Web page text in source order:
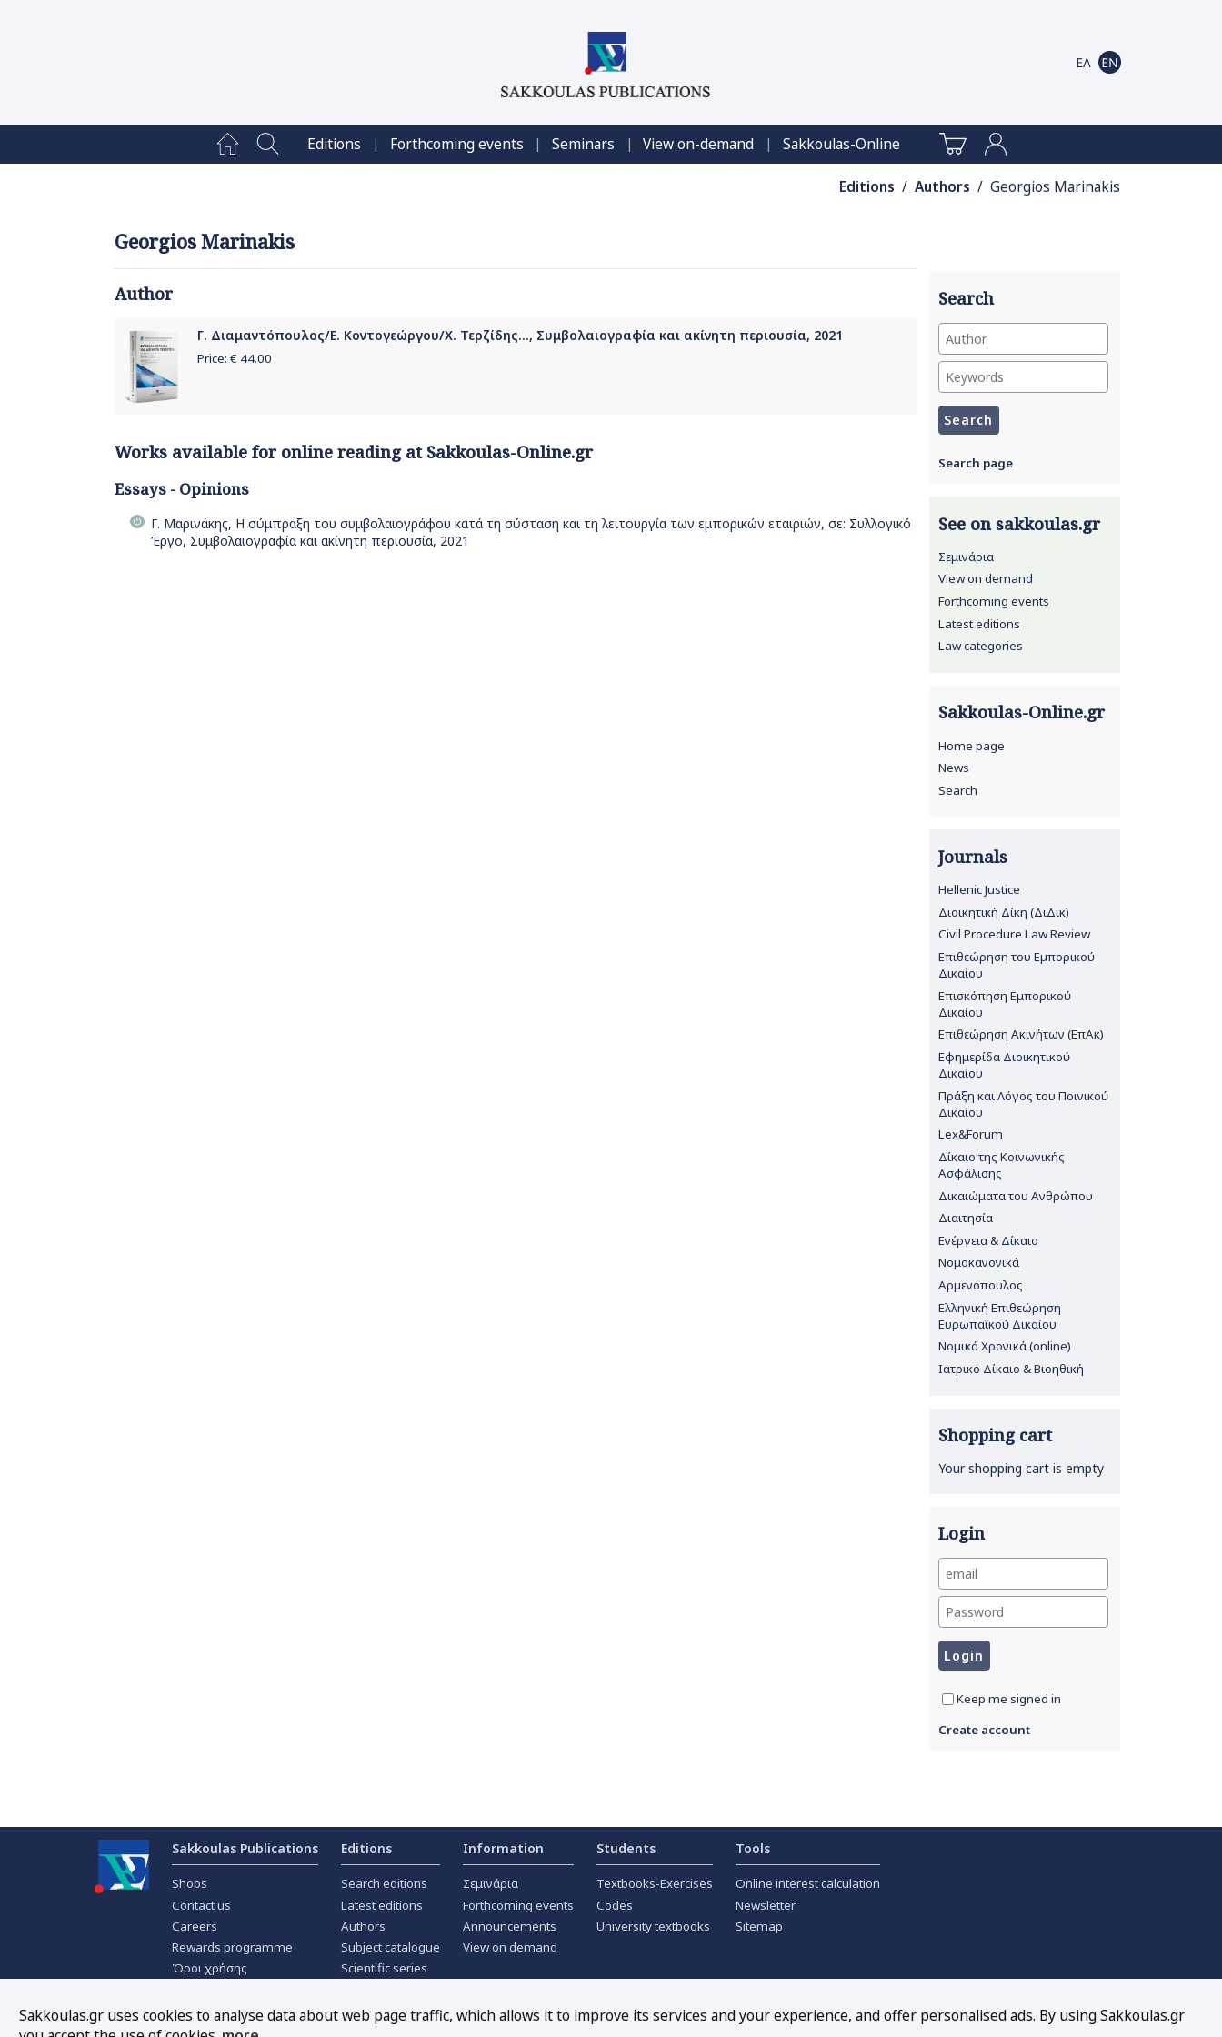
Editions | Forthcoming events | Seminars | View on-demand | Sakkoulas-Online
Editions / Authors / Georgios Marinakis
Georgios Marinakis
Author
Γ. Διαμαντόπουλος/Ε. Κοντογεώργου/Χ. Τερζίδης..., Συμβολαιογραφία και ακίνητη περιουσία, 2021
Price: € 44.00
Works available for online reading at Sakkoulas-Online.gr
Essays - Opinions
Γ. Μαρινάκης, Η σύμπραξη του συμβολαιογράφου κατά τη σύσταση και τη λειτουργία των εμπορικών εταιριών, σε: Συλλογικό
Έργο, Συμβολαιογραφία και ακίνητη περιουσία, 2021
Search
Search page
See on sakkoulas.gr
Σεμινάρια
View on demand
Forthcoming events
Latest editions
Law categories
Sakkoulas-Online.gr
Home page
News
Search
Journals
Hellenic Justice
Διοικητική Δίκη (ΔιΔικ)
Civil Procedure Law Review
Επιθεώρηση του Εμπορικού
Δικαίου
Επισκόπηση Εμπορικού
Δικαίου
Επιθεώρηση Ακινήτων (ΕπΑκ)
Εφημερίδα Διοικητικού
Δικαίου
Πράξη και Λόγος του Ποινικού
Δικαίου
Lex&Forum
Δίκαιο της Κοινωνικής
Ασφάλισης
Δικαιώματα του Ανθρώπου
Διαιτησία
Ενέργεια & Δίκαιο
Νομοκανονικά
Αρμενόπουλος
Ελληνική Επιθεώρηση
Ευρωπαϊκού Δικαίου
Νομικά Χρονικά (online)
Ιατρικό Δίκαιο & Βιοηθική
Shopping cart
Your shopping cart is empty
Login
Keep me signed in
Create account
Sakkoulas Publications
Shops
Contact us
Careers
Rewards programme
Όροι χρήσης
About Cookies
Editions
Search editions
Latest editions
Authors
Subject catalogue
Scientific series
Offers
Information
Σεμινάρια
Forthcoming events
Announcements
View on demand
Students
Textbooks-Exercises
Codes
University textbooks
Tools
Online interest calculation
Newsletter
Sitemap
Sakkoulas.gr uses cookies to analyse data about web page traffic, which allows it to improve its services and your experience, and offer personalised ads. By using Sakkoulas.gr